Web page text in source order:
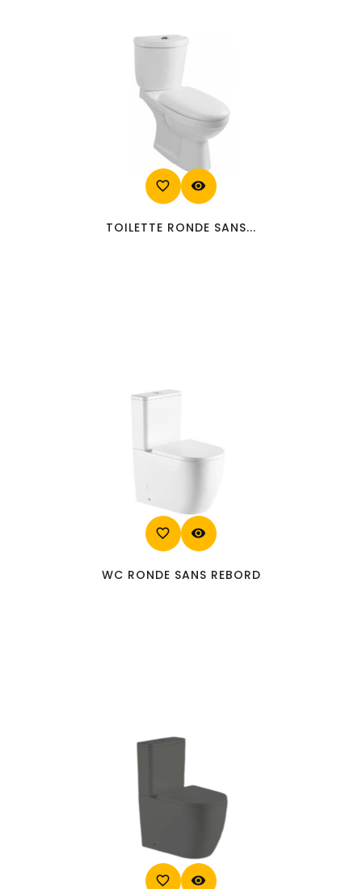
favorite_border visibility
TOILETTE RONDE SANS...
favorite_border visibility
WC RONDE SANS REBORD
favorite_border visibility